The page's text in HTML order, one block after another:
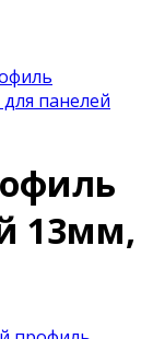
панелей
13мм,